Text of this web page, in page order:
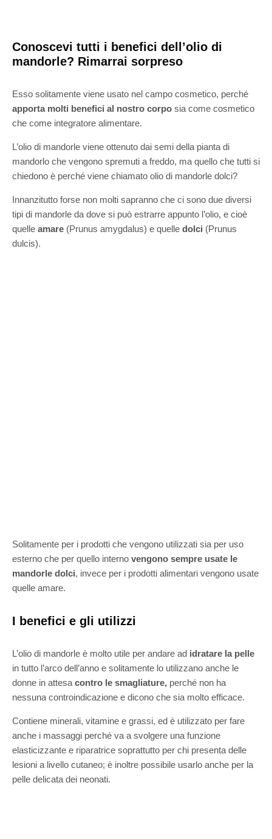
Conoscevi tutti i benefici dell’olio di
mandorle? Rimarrai sorpreso
Esso solitamente viene usato nel campo cosmetico, perché
apporta molti benefici al nostro corpo sia come cosmetico
che come integratore alimentare.
L’olio di mandorle viene ottenuto dai semi della pianta di
mandorlo che vengono spremuti a freddo, ma quello che tutti si
chiedono è perché viene chiamato olio di mandorle dolci?
Innanzitutto forse non molti sapranno che ci sono due diversi
tipi di mandorle da dove si può estrarre appunto l’olio, e cioè
quelle amare (Prunus amygdalus) e quelle dolci (Prunus
dulcis).
Solitamente per i prodotti che vengono utilizzati sia per uso
esterno che per quello interno vengono sempre usate le
mandorle dolci, invece per i prodotti alimentari vengono usate
quelle amare.
I benefici e gli utilizzi
L’olio di mandorle è molto utile per andare ad idratare la pelle
in tutto l’arco dell’anno e solitamente lo utilizzano anche le
donne in attesacontro le smagliature, perché non ha
nessuna controindicazione e dicono che sia molto efficace.
Contiene minerali, vitamine e grassi, ed è utilizzato per fare
anche i massaggi perché va a svolgere una funzione
elasticizzante e riparatrice soprattutto per chi presenta delle
lesioni a livello cutaneo; è inoltre possibile usarlo anche per la
pelle delicata dei neonati.